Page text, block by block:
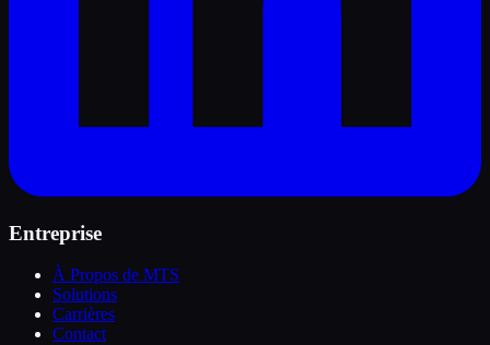
Entreprise
À Propos de MTS
Solutions
Carrières
Contact